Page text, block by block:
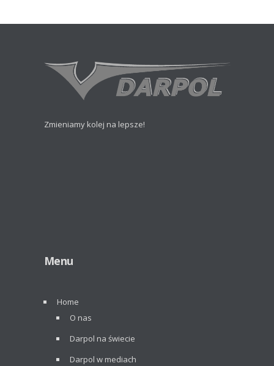
Zmieniamy kolej na lepsze!
Menu
Home
O nas
Darpol na świecie
Darpol w mediach